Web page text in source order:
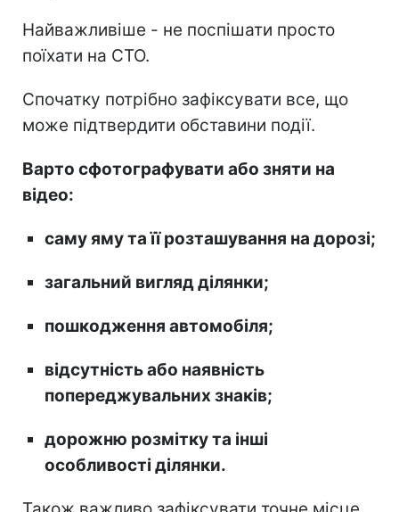
Найважливіше - не поспішати просто
поїхати на СТО.
Спочатку потрібно зафіксувати все, що
може підтвердити обставини події.
Варто сфотографувати або зняти на
відео:
саму яму та її розташування на дорозі;
загальний вигляд ділянки;
пошкодження автомобіля;
відсутність або наявність
попереджувальних знаків;
дорожню розмітку та інші
особливості ділянки.